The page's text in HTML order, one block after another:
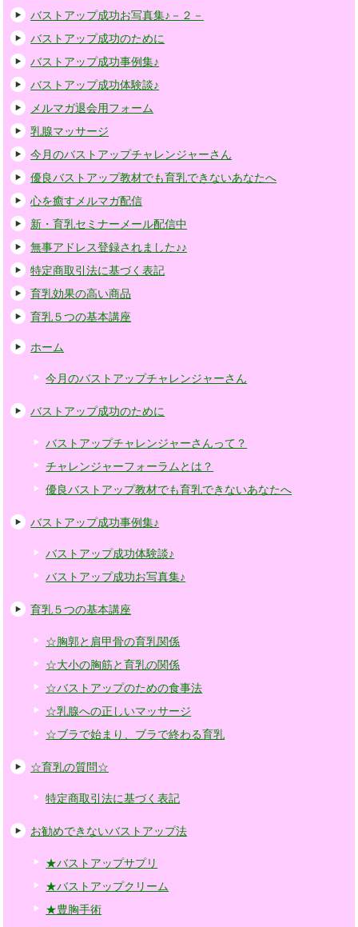
バストアップ成功お写真集♪－２－
バストアップ成功のために
バストアップ成功事例集♪
バストアップ成功体験談♪
メルマガ退会用フォーム
乳腺マッサージ
今月のバストアップチャレンジャーさん
優良バストアップ教材でも育乳できないあなたへ
心を癒すメルマガ配信
新・育乳セミナーメール配信中
無事アドレス登録されました♪♪
特定商取引法に基づく表記
育乳効果の高い商品
育乳５つの基本講座
ホーム
今月のバストアップチャレンジャーさん
バストアップ成功のために
バストアップチャレンジャーさんって？
チャレンジャーフォーラムとは？
優良バストアップ教材でも育乳できないあなたへ
バストアップ成功事例集♪
バストアップ成功体験談♪
バストアップ成功お写真集♪
育乳５つの基本講座
☆胸郭と肩甲骨の育乳関係
☆大小の胸筋と育乳の関係
☆バストアップのための食事法
☆乳腺への正しいマッサージ
☆ブラで始まり、ブラで終わる育乳
☆育乳の質問☆
特定商取引法に基づく表記
お勧めできないバストアップ法
★バストアップサプリ
★バストアップクリーム
★豊胸手術